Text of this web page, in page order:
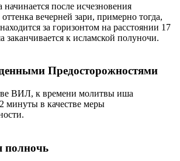
после исчезновения
оттенка вечерней зари, примерно тогда,
за горизонтом на расстоянии 17
заканчивается к исламской полуночи.
Предосторожностями
ВИЛ, к времени молитвы иша
минуты в качестве меры
полночь